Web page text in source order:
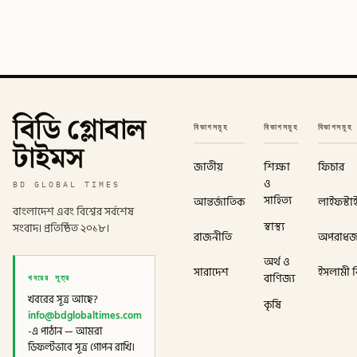
বিডি গ্লোবাল
টাইমস
BD GLOBAL TIMES
বাংলাদেশ এবং বিশ্বের সর্বশেষ
সংবাদ। প্রতিষ্ঠিত ২০১৮।
খবরের সূত্র
খবরের সূত্র আছে?
info@bdglobaltimes.com
-এ পাঠান — আমরা
ডিফল্টভাবে সূত্র গোপন রাখি।
বিভাগসমূহ
জাতীয়
আন্তর্জাতিক
রাজনীতি
সারাদেশ
বিভাগসমূহ
শিক্ষা
ও
সাহিত্য
স্বাস্থ্য
অর্থ ও
বাণিজ্য
কৃষি
বিভাগসমূহ
ফিচার
ইসলামী